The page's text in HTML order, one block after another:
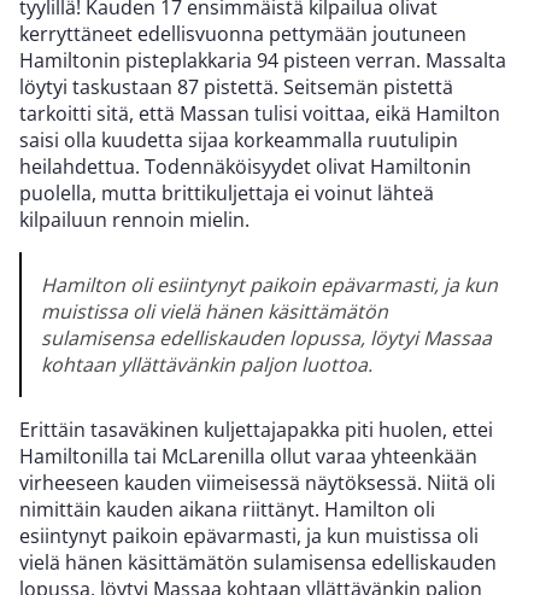
tyylillä! Kauden 17 ensimmäistä kilpailua olivat
kerryttäneet edellisvuonna pettymään joutuneen
Hamiltonin pisteplakkaria 94 pisteen verran. Massalta
löytyi taskustaan 87 pistettä. Seitsemän pistettä
tarkoitti sitä, että Massan tulisi voittaa, eikä Hamilton
saisi olla kuudetta sijaa korkeammalla ruutulipin
heilahdettua. Todennäköisyydet olivat Hamiltonin
puolella, mutta brittikuljettaja ei voinut lähteä
kilpailuun rennoin mielin.
Hamilton oli esiintynyt paikoin epävarmasti, ja kun
muistissa oli vielä hänen käsittämätön
sulamisensa edelliskauden lopussa, löytyi Massaa
kohtaan yllättävänkin paljon luottoa.
Erittäin tasaväkinen kuljettajapakka piti huolen, ettei
Hamiltonilla tai McLarenilla ollut varaa yhteenkään
virheeseen kauden viimeisessä näytöksessä. Niitä oli
nimittäin kauden aikana riittänyt. Hamilton oli
esiintynyt paikoin epävarmasti, ja kun muistissa oli
vielä hänen käsittämätön sulamisensa edelliskauden
lopussa, löytyi Massaa kohtaan yllättävänkin paljon